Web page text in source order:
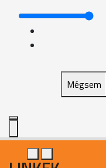
Mégsem